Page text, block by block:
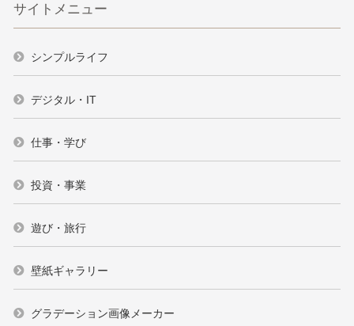
サイトメニュー
シンプルライフ
デジタル・IT
仕事・学び
投資・事業
遊び・旅行
壁紙ギャラリー
グラデーション画像メーカー